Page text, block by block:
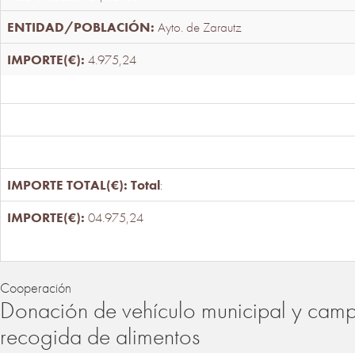
Ayto. de Zarautz
4.975,24
Total:
04.975,24
Cooperación
Donación de vehículo municipal y
recogida de alimentos